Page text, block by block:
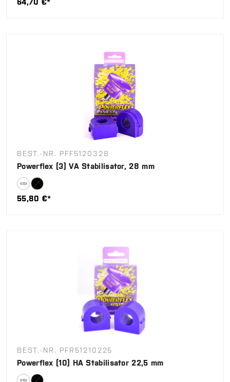
64,70 €*
BEST.-NR. PFF5120328
Powerflex (3) VA Stabilisator, 28 mm
55,80 €*
BEST.-NR. PFR51210225
Powerflex (10) HA Stabilisator 22,5 mm